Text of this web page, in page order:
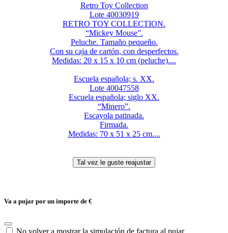
Retro Toy Collection
Lote 40030919
RETRO TOY COLLECTION.
“Mickey Mouse”.
Peluche. Tamaño pequeño.
Con su caja de cartón, con desperfectos.
Medidas: 20 x 15 x 10 cm (peluche)....
Escuela española; s. XX.
Lote 40047558
Escuela española; siglo XX.
“Minero”.
Escayola patinada.
Firmada.
Medidas: 70 x 51 x 25 cm....
Va a pujar por un importe de €
No volver a mostrar la simulación de factura al pujar.